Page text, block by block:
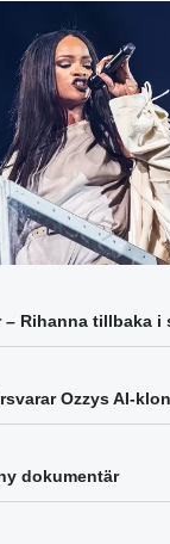
– Rihanna tillbaka i
Ozzys AI-klon
dokumentär